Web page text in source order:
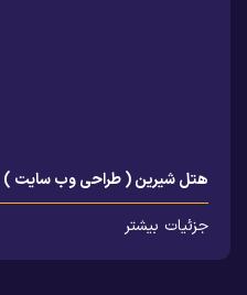
هتل شیرین ( طراحی وب سایت )
جزئیات بیشتر